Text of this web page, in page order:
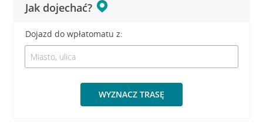
Jak dojechać?
Dojazd do wpłatomatu z:
WYZNACZ TRASĘ